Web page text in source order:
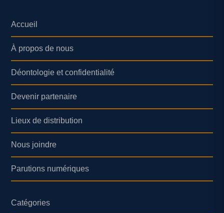
Accueil
À propos de nous
Déontologie et confidentialité
Devenir partenaire
Lieux de distribution
Nous joindre
Parutions numériques
Catégories